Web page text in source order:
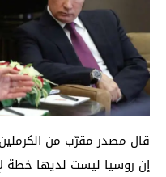
قال مصدر مقرّب من الكرملين
إن روسيا ليست لديها خطة